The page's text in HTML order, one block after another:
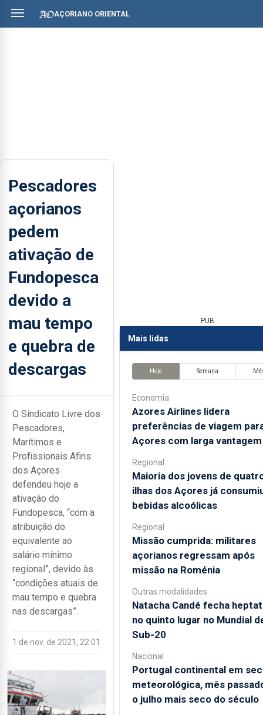
AÇORIANO ORIENTAL
Pescadores
açorianos
pedem
ativação de
Fundopesca
devido a
mau tempo
e quebra de
descargas
O Sindicato Livre dos
Pescadores,
Marítimos e
Profissionais Afins
dos Açores
defendeu hoje a
ativação do
Fundopesca, “com a
atribuição do
equivalente ao
salário mínimo
regional”, devido às
“condições atuais de
mau tempo e quebra
nas descargas”.
1 de nov. de 2021, 22:01
PUB
Mais lidas
Hoje Semana
Economia
Azores Airlines lidera
preferências de viagem
Açores com larga vantagem
Regional
Maioria dos jovens de
ilhas dos Açores já
bebidas alcoólicas
Regional
Missão cumprida: militares
açorianos regressam após
missão na Roménia
Outras modalidades
Natacha Candé fecha
no quinto lugar no Mundial
Sub-20
Nacional
Portugal continental em
meteorológica, mês
o julho mais seco do século